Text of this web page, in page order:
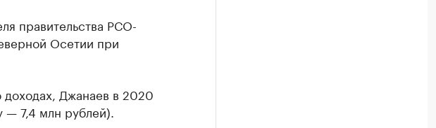
правительства РСО-
Осетии при
Джанаев в 2020
7,4 млн рублей).